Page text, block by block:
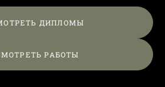
ДИПЛОМЫ
РАБОТЫ